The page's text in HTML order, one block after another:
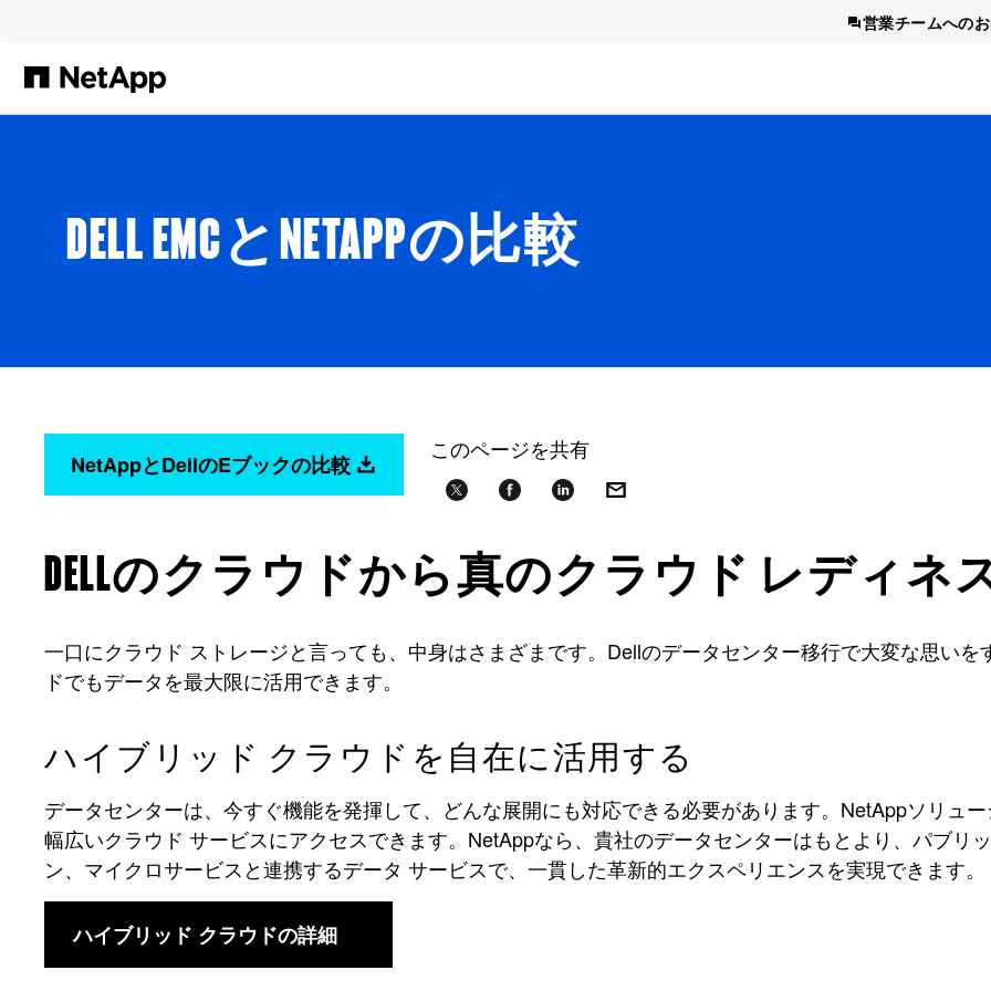
営業チームへの
DELL EMCとNETAPPの比較
NetAppとDellのEブックの比較
このページを共有
DELLのクラウドから真のクラウド レディネ
一口にクラウド ストレージと言っても、中身はさまざまです。Dellのデータセンター移行で大変な思い
ドでもデータを最大限に活用できます。
ハイブリッド クラウドを自在に活用する
データセンターは、今すぐ機能を発揮して、どんな展開にも対応できる必要があります。NetAppソリュ
幅広いクラウド サービスにアクセスできます。NetAppなら、貴社のデータセンターはもとより、パブリ
ン、マイクロサービスと連携するデータ サービスで、一貫した革新的エクスペリエンスを実現できます。
ハイブリッド クラウドの詳細